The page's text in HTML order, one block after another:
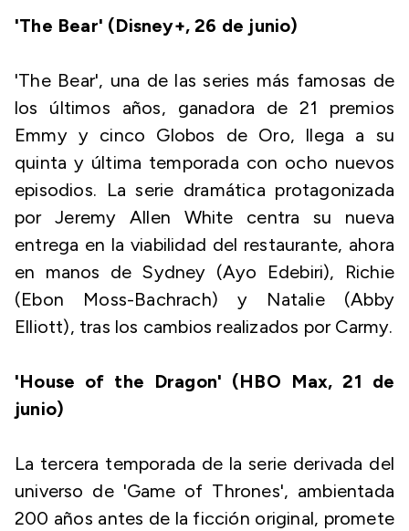
'The Bear' (Disney+, 26 de junio)
'The Bear', una de las series más famosas de
los últimos años, ganadora de 21 premios
Emmy y cinco Globos de Oro, llega a su
quinta y última temporada con ocho nuevos
episodios. La serie dramática protagonizada
por Jeremy Allen White centra su nueva
entrega en la viabilidad del restaurante, ahora
en manos de Sydney (Ayo Edebiri), Richie
(Ebon Moss-Bachrach) y Natalie (Abby
Elliott), tras los cambios realizados por Carmy.
'House of the Dragon' (HBO Max, 21 de
junio)
La tercera temporada de la serie derivada del
universo de 'Game of Thrones', ambientada
200 años antes de la ficción original, promete